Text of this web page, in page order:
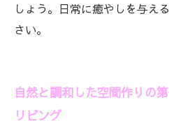
しょう。日常に癒やしを与え
さい。
自然と調和した空間作りの
リビング